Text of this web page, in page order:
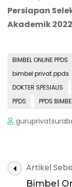
Persiapan
Akademik
BIMBEL ONLINE PPDS
bimbel privat ppds
DOKTER SPESIALIS
PPDS
PPDS
Navigasi
Artikel
Artikel
Bimbel